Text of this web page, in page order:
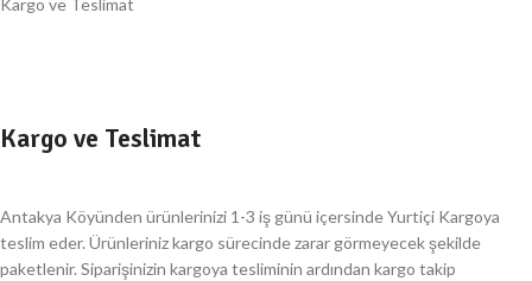
Kargo ve Teslimat
Kargo ve Teslimat
Antakya Köyünden ürünlerinizi 1-3 iş günü içersinde Yurtiçi Kargoya
teslim eder. Ürünleriniz kargo sürecinde zarar görmeyecek şekilde
paketlenir. Siparişinizin kargoya tesliminin ardından kargo takip